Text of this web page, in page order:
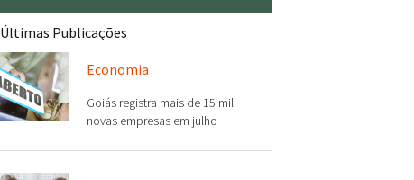
Últimas Publicações
Economia
Goiás registra mais de 15 mil
novas empresas em julho